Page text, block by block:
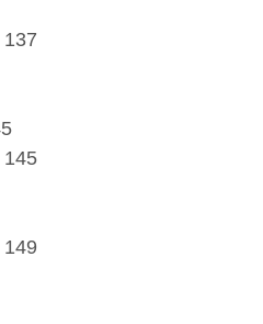
145
149